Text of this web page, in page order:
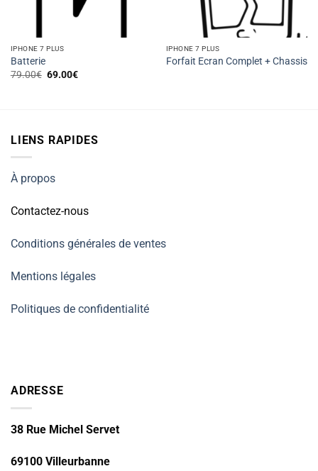
IPHONE 7 PLUS
Batterie
79.00€ Le
69.00€Le
IPHONE 7 PLUS
Forfait Ecran Complet + Chassis
LIENS RAPIDES
À propos
Contactez-nous
Conditions générales de ventes
Mentions légales
Politiques de confidentialité
ADRESSE
38 Rue Michel Servet
69100 Villeurbanne